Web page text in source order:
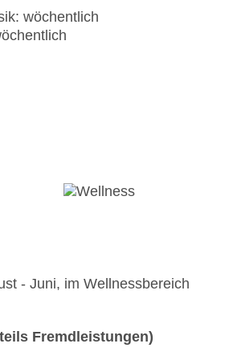
wöchentlich
- Juni, im Wellnessbereich
Fremdleistungen)